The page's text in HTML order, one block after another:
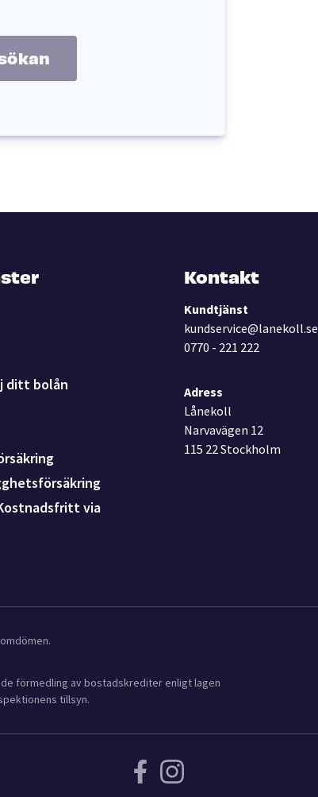
ditt bolån
via
Kontakt
Kundtjänst
kundservice@lanekoll.se
0770 - 221 222
Adress
Lånekoll
Narvavägen 12
115 22 Stockholm
förmedling av bostadskrediter enligt lagen
tillsyn.